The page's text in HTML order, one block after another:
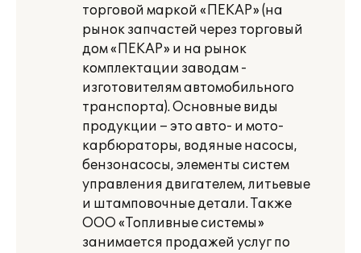
торговой маркой «ПЕКАР» (на
рынок запчастей через торговый
дом «ПЕКАР» и на рынок
комплектации заводам -
изготовителям автомобильного
транспорта). Основные виды
продукции – это авто- и мото-
карбюраторы, водяные насосы,
бензонасосы, элементы систем
управления двигателем, литьевые
и штамповочные детали. Также
ООО «Топливные системы»
занимается продажей услуг по